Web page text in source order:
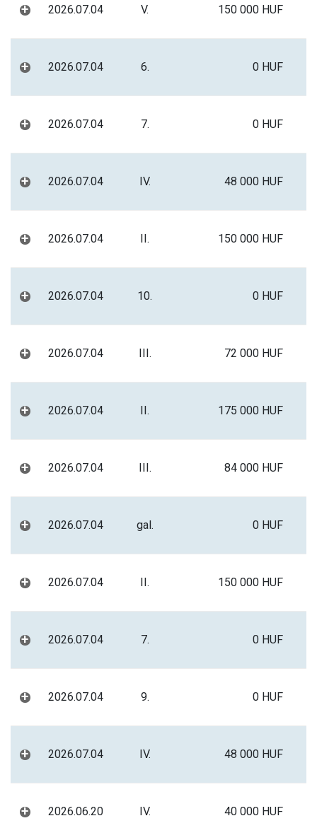
+ 2026.07.04 V. 150 000 HUF
+ 2026.07.04 6. 0 HUF
+ 2026.07.04 7. 0 HUF
+ 2026.07.04 IV. 48 000 HUF
+ 2026.07.04 II. 150 000 HUF
+ 2026.07.04 10. 0 HUF
+ 2026.07.04 III. 72 000 HUF
+ 2026.07.04 II. 175 000 HUF
+ 2026.07.04 III. 84 000 HUF
+ 2026.07.04 gal. 0 HUF
+ 2026.07.04 II. 150 000 HUF
+ 2026.07.04 7. 0 HUF
+ 2026.07.04 9. 0 HUF
+ 2026.07.04 IV. 48 000 HUF
+ 2026.06.20 IV. 40 000 HUF